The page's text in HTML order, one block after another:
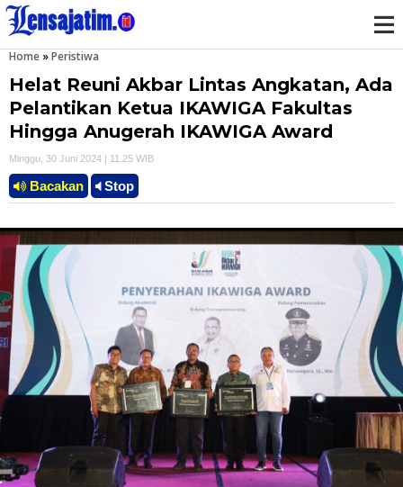
Home »Peristiwa
Helat Reuni Akbar Lintas Angkatan, Ada
Pelantikan Ketua IKAWIGA Fakultas
Hingga Anugerah IKAWIGA Award
Minggu, 30 Juni 2024 | 11.25 WIB
Bacakan Stop